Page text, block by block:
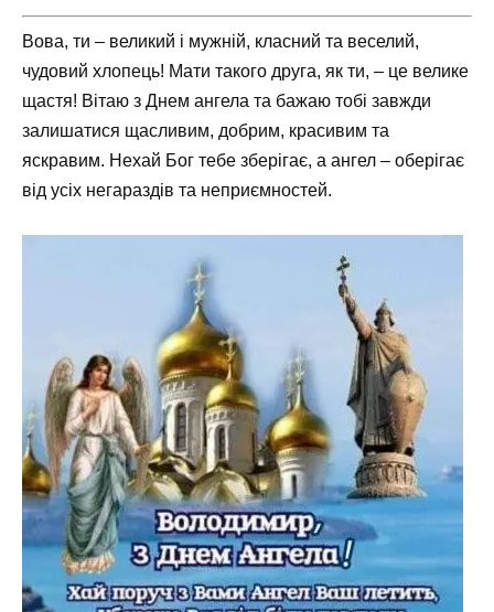
Вова, ти – великий і мужній, класний та веселий,
чудовий хлопець! Мати такого друга, як ти, – це велике
щастя! Вітаю з Днем ангела та бажаю тобі завжди
залишатися щасливим, добрим, красивим та
яскравим. Нехай Бог тебе зберігає, а ангел – оберігає
від усіх негараздів та неприємностей.